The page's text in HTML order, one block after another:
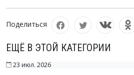
ЕЩЁ В ЭТОЙ КАТЕГОРИИ
23 июл. 2026
Поделиться